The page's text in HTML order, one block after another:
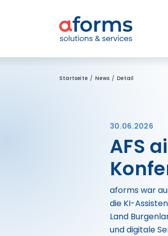
Startseite News Detail
30.06.2026
AFS
aforms war
die KI-
Land
und digitale